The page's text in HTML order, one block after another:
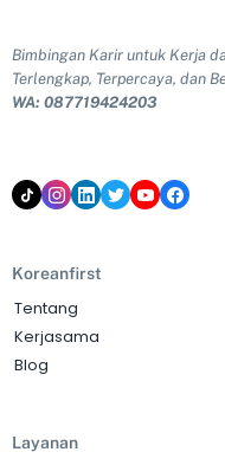
Bimbingan Karir untuk Kerja
Terlengkap, Terpercaya, dan
WA: 087719424203
Koreanfirst
Tentang
Kerjasama
Blog
Layanan